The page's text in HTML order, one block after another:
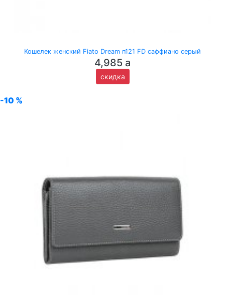
Кошелек женский Fiato Dream п121 FD саффиано серый
4,985 a
скидка
-10 %